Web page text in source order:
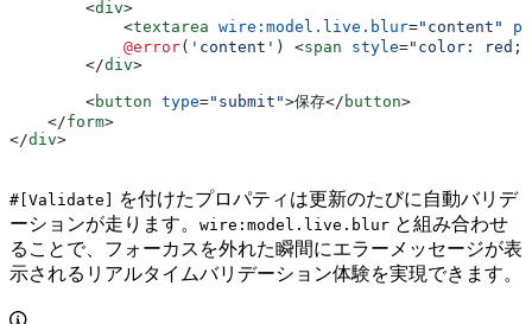
        <
div>
            <
textarea wire:model.live.blur="content"
            @error
( 'content' ) <span style="color: red;"
        </
div>
        <
button type="submit">保存</ button>
    </
form>
</div>
#[Validate]
を付けたプロパティは更新のたびに自動バリデ
ーションが走ります。 wire:model.live.blur と組み合わせ
ることで、フォーカスを外れた瞬間にエラーメッセージが表
示されるリアルタイムバリデーション体験を実現できます。